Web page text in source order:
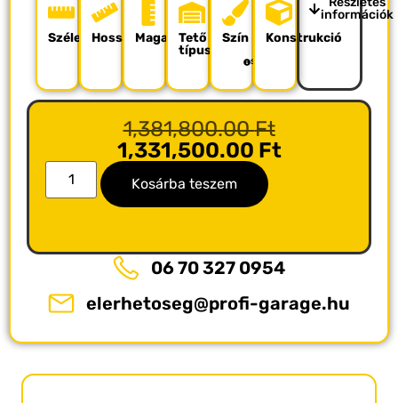
SzélességHosszúságMagasság
Tető
típusa
Szín
Színpaletta
Konstrukció
információk
1,381,800.00Ft
1,331,500.00 Ft
Kosárba teszem
06 70 327 0954
elerhetoseg@profi-garage.hu